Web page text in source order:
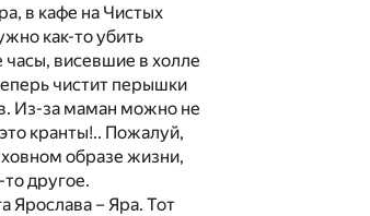
в кафе на Чистых
как-то убить
висевшие в холле
чистит перышки
Из-за маман можно не
кранты!.. Пожалуй,
образе жизни,
другое.
Ярослава – Яра. Тот